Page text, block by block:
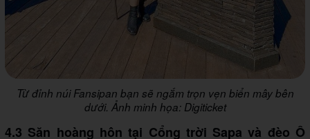
Từ đỉnh núi Fansipan bạn sẽ ngắm trọn vẹn biển mây bên
dưới. Ảnh minh họa: Digiticket
4.3 Săn hoàng hôn tại Cổng trời Sapa và đèo Ô